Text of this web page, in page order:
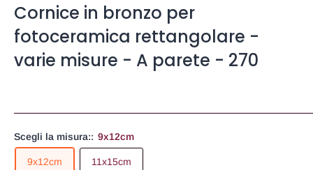
Cornice in bronzo per
fotoceramica rettangolare -
varie misure - A parete - 270
Scegli la misura:: 9x12cm
9x12cm 11x15cm